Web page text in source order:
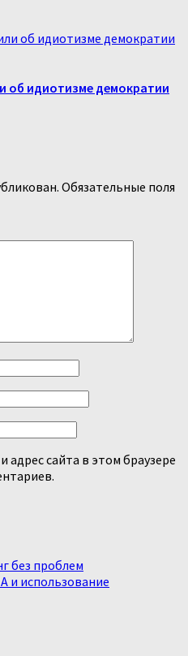
об идиотизме демократии
Обязательные поля
адрес сайта в этом браузере
без проблем
и использование